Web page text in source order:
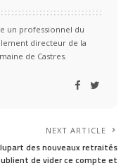
un professionnel du
directeur de la
de Castres.
NEXT ARTICLE
des nouveaux retraités
de vider ce compte et